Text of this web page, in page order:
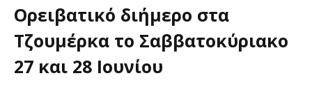
Oρειβατικό διήμερο στα
Τζουμέρκα το Σαββατοκύριακο
27 και 28 Ιουνίου